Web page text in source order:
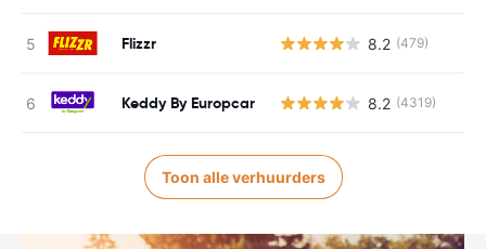
Flizzr 8.2 (479)
Keddy By Europcar 8.2 (4319)
Toon alle verhuurders